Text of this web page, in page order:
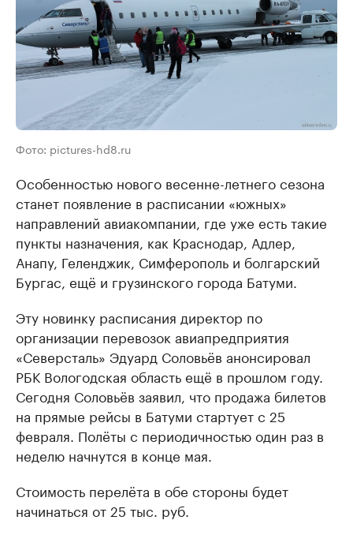
Фото: pictures-hd8.ru
Особенностью нового весенне-летнего сезона
станет появление в расписании «южных»
направлений авиакомпании, где уже есть такие
пункты назначения, как Краснодар, Адлер,
Анапу, Геленджик, Симферополь и болгарский
Бургас, ещё и грузинского города Батуми.
Эту новинку расписания директор по
организации перевозок авиапредприятия
«Северсталь» Эдуард Соловьёв анонсировал
РБК Вологодская область ещё в прошлом году.
Сегодня Соловьёв заявил, что продажа билетов
на прямые рейсы в Батуми стартует с 25
февраля. Полёты с периодичностью один раз в
неделю начнутся в конце мая.
Стоимость перелёта в обе стороны будет
начинаться от 25 тыс. руб.